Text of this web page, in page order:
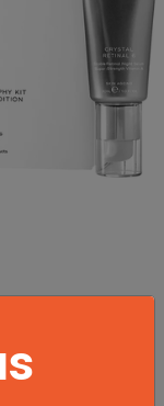
Kasvoille